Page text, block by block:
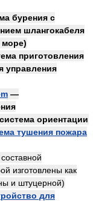
бурения с
шлангокабеля
море)
приготовления
управления
—
ориентации
тушения пожара
изготовлены как
и штуцерной)
для